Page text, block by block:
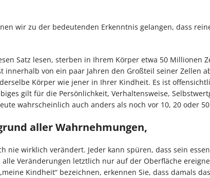
wir zu der bedeutenden Erkenntnis gelangen, dass
Satz lesen, sterben in Ihrem Körper etwa 50 Millionen
von ein paar Jahren den Großteil seiner Zellen
Körper wie jener in Ihrer Kindheit. Es ist
gilt für die Persönlichkeit, Verhaltensweise,
wahrscheinlich auch anders als noch vor 10, 20 oder 50
aller Wahrnehmungen,
wirklich verändert. Jeder kann spüren, dass sein
Veränderungen letztlich nur auf der Oberfläche
Kindheit“ bezeichnen, erkennen Sie, dass damals